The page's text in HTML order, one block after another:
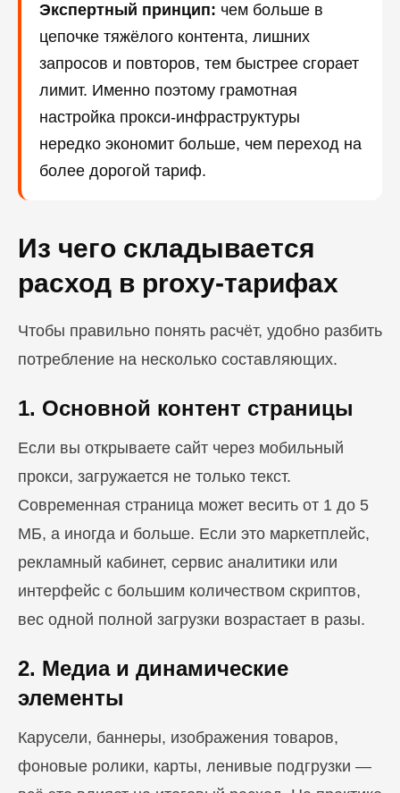
Экспертный принцип: чем больше в
цепочке тяжёлого контента, лишних
запросов и повторов, тем быстрее сгорает
лимит. Именно поэтому грамотная
настройка прокси-инфраструктуры
нередко экономит больше, чем переход на
более дорогой тариф.
Из чего складывается
расход в proxy-тарифах
Чтобы правильно понять расчёт, удобно разбить
потребление на несколько составляющих.
1. Основной контент страницы
Если вы открываете сайт через мобильный
прокси, загружается не только текст.
Современная страница может весить от 1 до 5
МБ, а иногда и больше. Если это маркетплейс,
рекламный кабинет, сервис аналитики или
интерфейс с большим количеством скриптов,
вес одной полной загрузки возрастает в разы.
2. Медиа и динамические
элементы
Карусели, баннеры, изображения товаров,
фоновые ролики, карты, ленивые подгрузки —